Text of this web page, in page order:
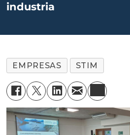
industria
EMPRESAS STIM